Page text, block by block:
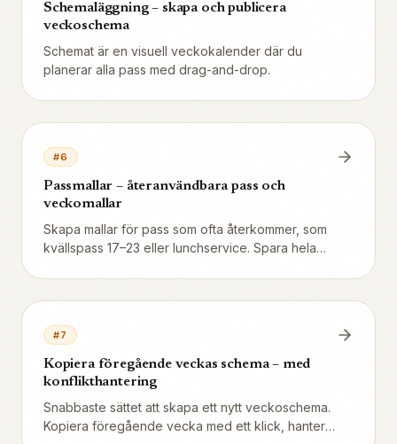
Schemaläggning – skapa och publicera
veckoschema
Schemat är en visuell veckokalender där du
planerar alla pass med drag-and-drop.
#6
Passmallar – återanvändbara pass och
veckomallar
Skapa mallar för pass som ofta återkommer, som
kvällspass 17–23 eller lunchservice. Spara hela
helgbemanning.
#7
Kopiera föregående veckas schema – med
konflikthantering
Snabbaste sättet att skapa ett nytt veckoschema.
Kopiera föregående vecka med ett klick, hantera